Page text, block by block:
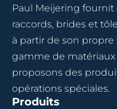
Paul Meijering
raccords, brides et
à partir de son
gamme de
proposons des
opérations spéciales.
Produits